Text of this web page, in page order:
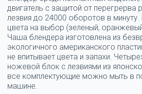
двигатель с защитой от перегрерва
лезвия до 24000 оборотов в
цвета на выбор (зеленый,
Чаша блендера изготовлена из
экологичного американского
не впитывает цвета и запахи.
ножевой блок с лезвиями из
все комплектующие можно мыть в
машине.